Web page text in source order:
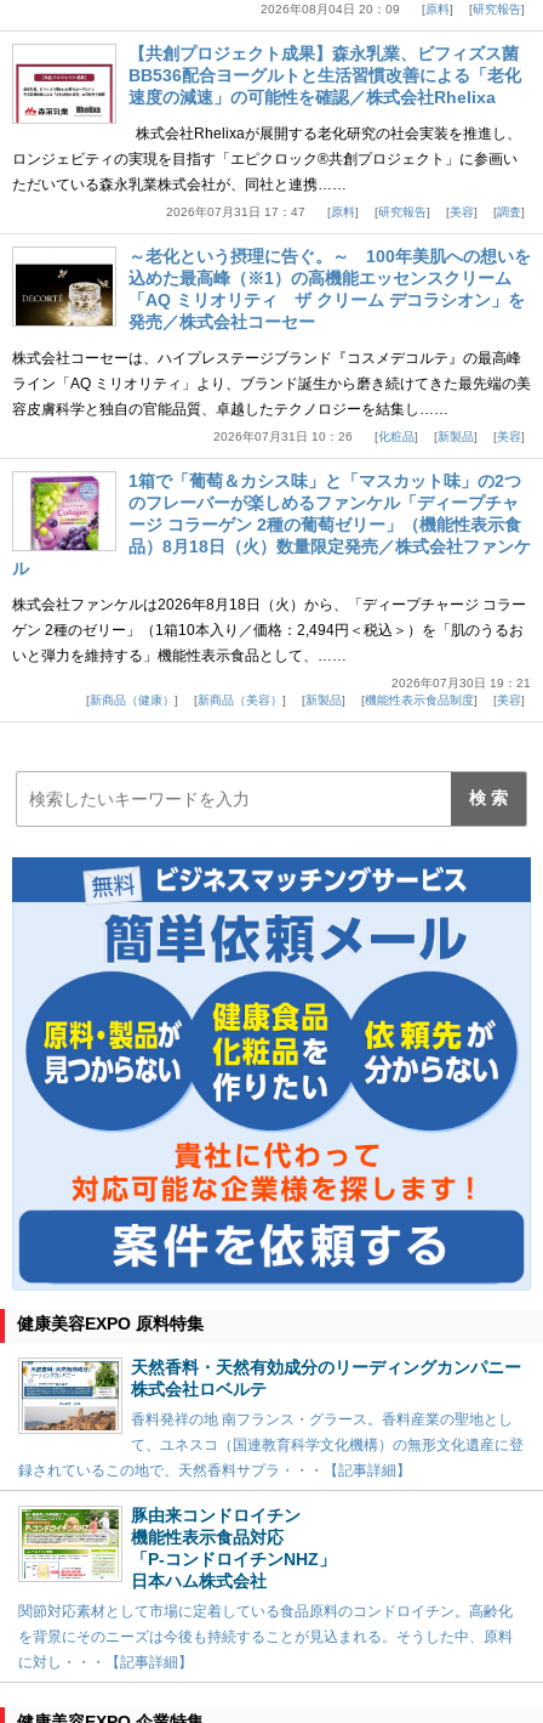
2026年08月04日 20：09 原料 研究報告
【共創プロジェクト成果】森永乳業、ビフィズス菌
BB536配合ヨーグルトと生活習慣改善による「老化
速度の減速」の可能性を確認／株式会社Rhelixa
株式会社Rhelixaが展開する老化研究の社会実装を推進し、
ロンジェビティの実現を目指す「エピクロック®共創プロジェクト」に参画い
ただいている森永乳業株式会社が、同社と連携……
2026年07月31日 17：47 原料 研究報告 美容 調査
～老化という摂理に告ぐ。～ 100年美肌への想いを
込めた最高峰（※1）の高機能エッセンスクリーム
「AQ ミリオリティ ザ クリーム デコラシオン」を
発売／株式会社コーセー
株式会社コーセーは、ハイプレステージブランド『コスメデコルテ』の最高峰
ライン「AQ ミリオリティ」より、ブランド誕生から磨き続けてきた最先端の美
容皮膚科学と独自の官能品質、卓越したテクノロジーを結集し……
2026年07月31日 10：26 化粧品 新製品 美容
1箱で「葡萄＆カシス味」と「マスカット味」の2つ
のフレーバーが楽しめるファンケル「ディープチャ
ージ コラーゲン 2種の葡萄ゼリー」（機能性表示食
品）8月18日（火）数量限定発売／株式会社ファンケ
ル
株式会社ファンケルは2026年8月18日（火）から、「ディープチャージ コラー
ゲン 2種のゼリー」（1箱10本入り／価格：2,494円＜税込＞）を「肌のうるお
いと弾力を維持する」機能性表示食品として、……
2026年07月30日 19：21
新商品（健康）
新商品（美容） 新製品 機能性表示食品制度 美容
健康美容EXPO 原料特集
天然香料・天然有効成分のリーディングカンパニー
株式会社ロベルテ
香料発祥の地 南フランス・グラース。香料産業の聖地とし
て、ユネスコ（国連教育科学文化機構）の無形文化遺産に登
録されているこの地で、天然香料サプラ・・・【記事詳細】
豚由来コンドロイチン
機能性表示食品対応
「P-コンドロイチンNHZ」
日本ハム株式会社
関節対応素材として市場に定着している食品原料のコンドロイチン。高齢化
を背景にそのニーズは今後も持続することが見込まれる。そうした中、原料
に対し・・・【記事詳細】